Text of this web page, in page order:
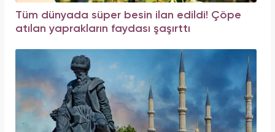
Tüm dünyada süper besin ilan edildi! Çöpe
atılan yaprakların faydası şaşırttı